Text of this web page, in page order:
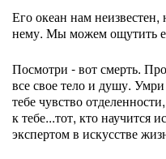
Его океан нам
нему. Мы можем ощутить
Посмотри - вот смерть.
все свое тело и душу.
тебе чувство
к тебе...тот, кто научится
экспертом в искусстве